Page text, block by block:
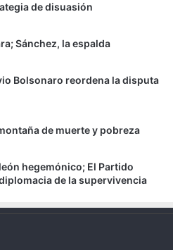
de disuasión
Sánchez, la espalda
Bolsonaro reordena la disputa
de muerte y pobreza
hegemónico; El Partido
de la supervivencia